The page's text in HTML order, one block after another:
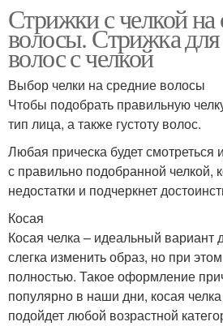
Стрижки с челкой на
волосы. Стрижка
волос с челкой
Выбор челки на средние волосы
Чтобы подобрать правильную
тип лица, а также густоту волос.
Любая прическа будет смотреться
с правильно подобранной челкой,
недостатки и подчеркнет
Косая
Косая челка – идеальный вариант
слегка изменить образ, но при
полностью. Такое оформление
популярно в наши дни, косая
подойдет любой возрастной